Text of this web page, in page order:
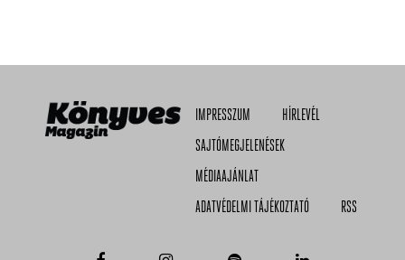
IMPRESSZUM
HÍRLEVÉL
SAJTÓMEGJELENÉSEK
MÉDIAAJÁNLAT
ADATVÉDELMI TÁJÉKOZTATÓ
RSS